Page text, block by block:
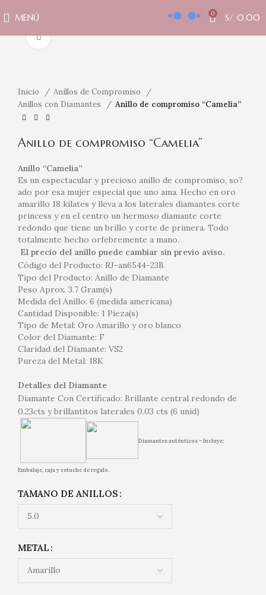
MENÚ 0 S/. 0.00
Clic para ampliar
Inicio
Anillos de Compromiso
Anillos con Diamantes
Anillo de compromiso “Camelia”
Anillo de compromiso “Camelia”
Anillo “Camelia”
Es un espectacular y precioso anillo de compromiso, so?
ado por esa mujer especial que uno ama. Hecho en oro
amarillo 18 kilates y lleva a los laterales diamantes corte
princess y en el centro un hermoso diamante corte
redondo que tiene un brillo y corte de primera. Todo
totalmente hecho orfebremente a mano.
El precio del anillo puede cambiar sin previo aviso.
Código del Producto: RJ-an6544-23B
Tipo del Producto: Anillo de Diamante
Peso Aprox. 3.7 Gram(s)
Medida del Anillo: 6 (medida americana)
Cantidad Disponible: 1 Pieza(s)
Tipo de Metal: Oro Amarillo y oro blanco
Color del Diamante: F
Claridad del Diamante: VS2
Pureza del Metal: 18K
Detalles del Diamante
Diamante Con Certificado: Brillante central redondo de
0.23cts y brillantitos laterales 0.03 cts (6 unid)
Diamantes auténticos – Incluye:
Embalaje, caja y estuche de regalo.
TAMANO DE ANILLOS
METAL